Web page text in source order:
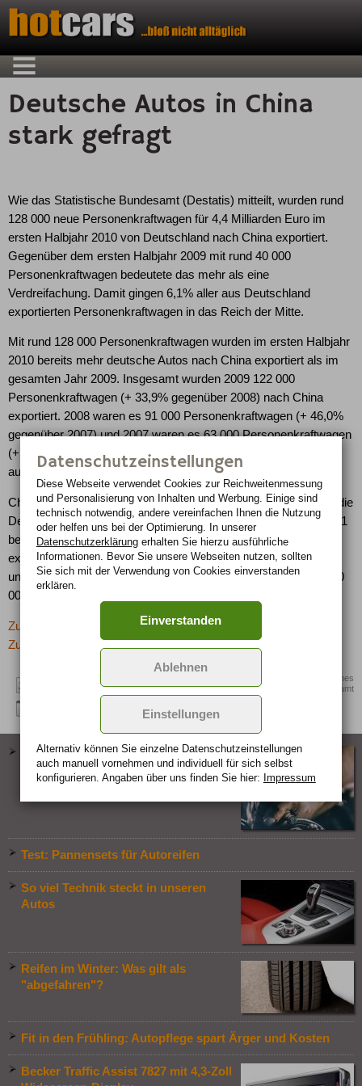
Deutsche Autos in China
stark gefragt
Wie das Statistische Bundesamt (Destatis) mitteilt, wurden rund
128 000 neue Personenkraftwagen für 4,4 Milliarden Euro im
ersten Halbjahr 2010 von Deutschland nach China exportiert.
Gegenüber dem ersten Halbjahr 2009 mit rund 40 000
Personenkraftwagen bedeutete das mehr als eine
Verdreifachung. Damit gingen 6,1% aller aus Deutschland
exportierten Personenkraftwagen in das Reich der Mitte.
Mit rund 128 000 Personenkraftwagen wurden im ersten Halbjahr
2010 bereits mehr deutsche Autos nach China exportiert als im
gesamten Jahr 2009. Insgesamt wurden 2009 122 000
Personenkraftwagen (+ 33,9% gegenüber 2008) nach China
exportiert. 2008 waren es 91 000 Personenkraftwagen (+ 46,0%
gegenüber 2007) und 2007 waren es 63 000 Personenkraftwagen
(+ 43,9% gegenüber 2006), die von Deutschland nach China
ausgeführt wurden.
China stand im ersten Halbjahr 2010 auf Rang 5 der Länder, in die
Deutschland die meisten Personenkraftwagen exportiert. Rang 1
belegte das Vereinigte Königreich mit 339 000 aus Deutschland
exportierten Autos, vor den Vereinigten Staaten (257 000 Stück)
und Italien (204 000 Stück). Rang 4 erreichte Frankreich mit 180
000 Personenkraftwagen.
Zurück zur letzten Seite
Zur Übersicht: -> Schlagzeilen
Quelle: Statistisches
Bundesamt
Warum Regelmäßiger Autoservice für
die Langlebigkeit Ihres Fahrzeugs
entscheidend ist
Test: Pannensets für Autoreifen
So viel Technik steckt in unseren
Autos
Reifen im Winter: Was gilt als
"abgefahren"?
Fit in den Frühling: Autopflege spart Ärger und Kosten
Becker Traffic Assist 7827 mit 4,3-Zoll
Datenschutzeinstellungen
Diese Webseite verwendet Cookies zur Reichweiten­messung
und Personalisierung von Inhalten und Werbung. Einige sind
technisch notwendig, andere vereinfachen Ihnen die Nutzung
oder helfen uns bei der Optimierung. In unserer
Datenschutzerklärungerhalten Sie hierzu ausführliche
Informationen. Bevor Sie unsere Webseiten nutzen, sollten
Sie sich mit der Verwendung von Cookies einverstanden
erklären.
Einverstanden
Ablehnen
Einstellungen
Alternativ können Sie einzelne Datenschutz­ein­stellungen
auch manuell vor­nehmen und indivi­duell für sich selbst
konfigurieren. Angaben über uns finden Sie hier: Impressum